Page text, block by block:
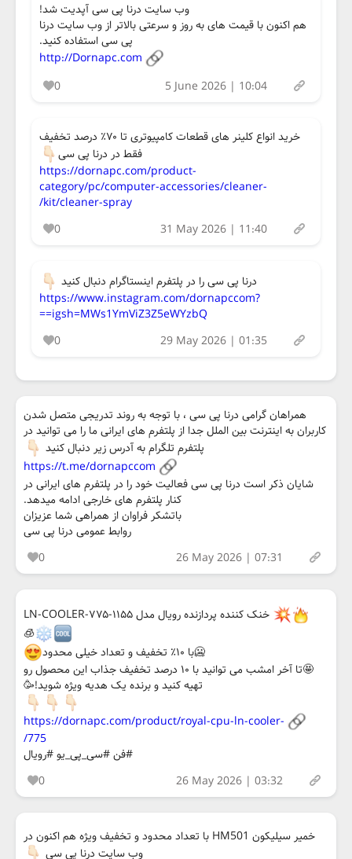
وب سایت درنا پی سی آپدیت شد!
هم اکنون با قیمت های به روز و سرعتی بالاتر از وب سایت درنا
پی سی استفاده کنید.
http://Dornapc.com
0
5 June 2026 | 10:04
خرید انواع کلینر های قطعات کامپیوتری تا ۷۰٪ درصد تخفیف
فقط در درنا پی سی
https://dornapc.com/product-
category/pc/computer-accessories/cleaner-
kit/cleaner-spray/
0
31 May 2026 | 11:40
درنا پی سی را در پلتفرم اینستاگرام دنبال کنید
https://www.instagram.com/dornapccom?
igsh=MWs1YmViZ3Z5eWYzbQ==
0
29 May 2026 | 01:35
همراهان گرامی درنا پی سی ، با توجه به روند تدریجی متصل شدن
کاربران به اینترنت بین الملل جدا از پلتفرم های ایرانی ما را می توانید در
پلتفرم تلگرام به آدرس زیر دنبال کنید
https://t.me/dornapccom
شایان ذکر است درنا پی سی فعالیت خود را در پلتفرم های ایرانی در
کنار پلتفرم های خارجی ادامه میدهد.
باتشکر فراوان از همراهی شما عزیزان
روابط عمومی درنا پی سی
0
26 May 2026 | 07:31
خنک کننده پردازنده رویال مدل LN-COOLER-۷۷۵-۱۱۵۵
🧊
🥶با ۱۰٪ تخفیف و تعداد خیلی محدود
🤩تا آخر امشب می توانید با ۱۰ درصد تخفیف جذاب این محصول رو
تهیه کنید و برنده یک هدیه ویژه شوید!🥳
https://dornapc.com/product/royal-cpu-ln-cooler-
775/
#فن #سی_پی_یو #رویال
0
26 May 2026 | 03:32
خمیر سیلیکون HM501 با تعداد محدود و تخفیف ویژه هم اکنون در
وب سایت درنا پی سی